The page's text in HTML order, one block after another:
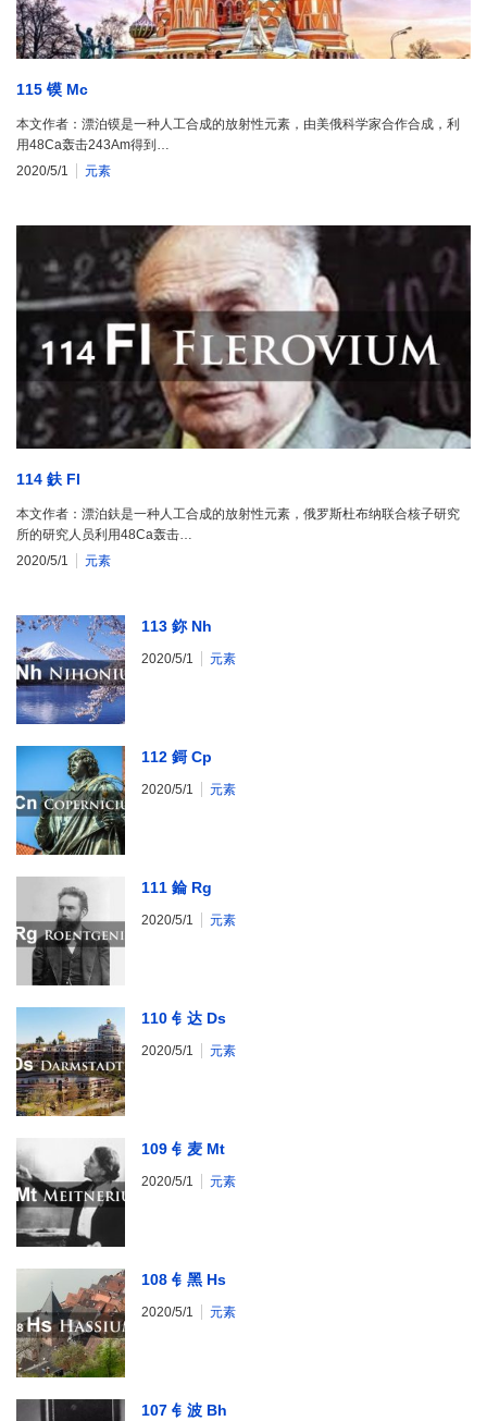
115 镆 Mc
本文作者：漂泊镆是一种人工合成的放射性元素，由美俄科学家合作合成，利
用48Ca轰击243Am得到…
2020/5/1
元素
114 鈇 Fl
本文作者：漂泊鈇是一种人工合成的放射性元素，俄罗斯杜布纳联合核子研究
所的研究人员利用48Ca轰击…
2020/5/1
元素
113 鉨 Nh
2020/5/1 元素
112 鎶 Cp
2020/5/1 元素
111 錀 Rg
2020/5/1 元素
110 钅达 Ds
2020/5/1 元素
109 钅麦 Mt
2020/5/1 元素
108 钅黑 Hs
2020/5/1 元素
107 钅波 Bh